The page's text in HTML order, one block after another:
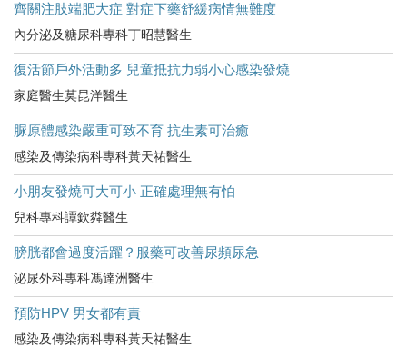
齊關注肢端肥大症 對症下藥舒緩病情無難度
內分泌及糖尿科專科丁昭慧醫生
復活節戶外活動多 兒童抵抗力弱小心感染發燒
家庭醫生莫昆洋醫生
脲原體感染嚴重可致不育 抗生素可治癒
感染及傳染病科專科黃天祐醫生
小朋友發燒可大可小 正確處理無有怕
兒科專科譚欽粦醫生
膀胱都會過度活躍？服藥可改善尿頻尿急
泌尿外科專科馮達洲醫生
預防HPV 男女都有責
感染及傳染病科專科黃天祐醫生